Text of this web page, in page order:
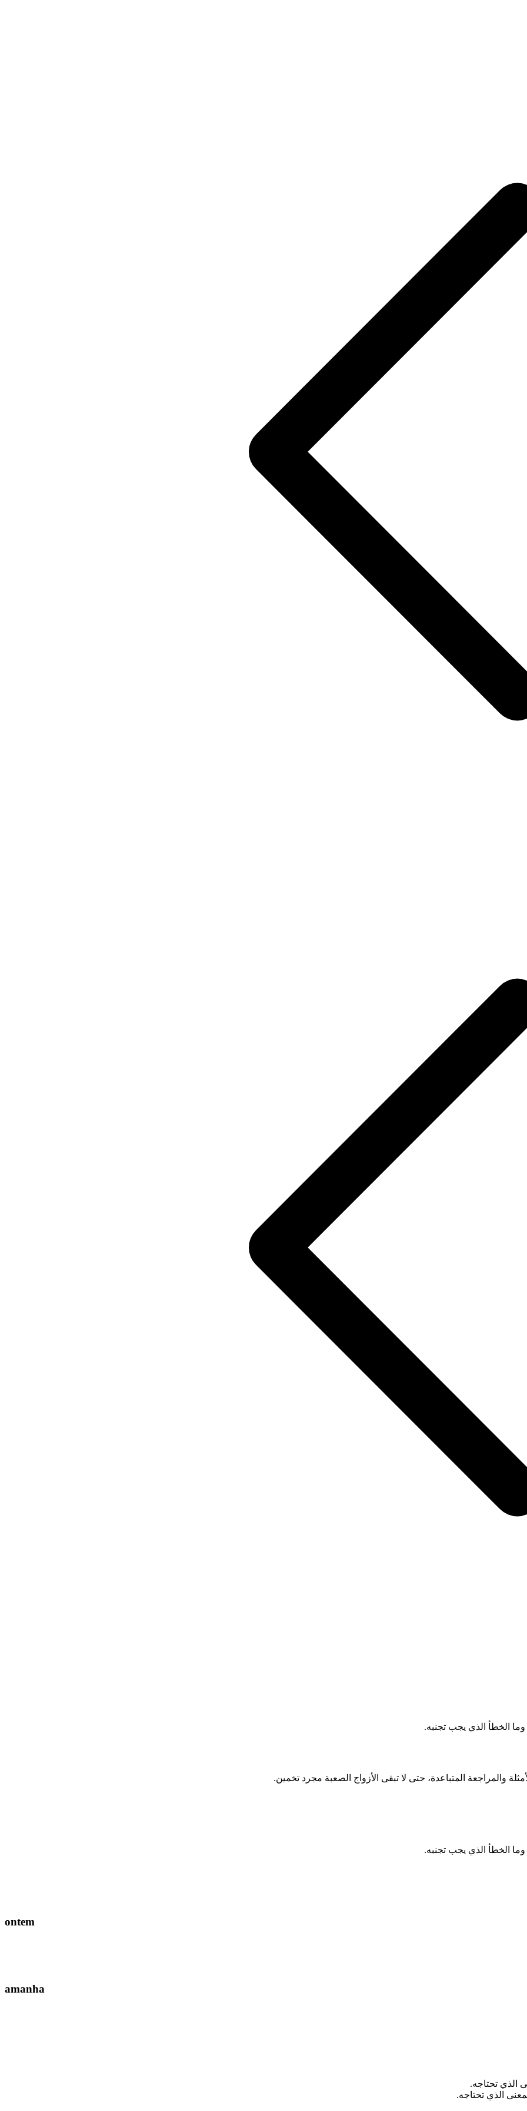
ontem
amanha